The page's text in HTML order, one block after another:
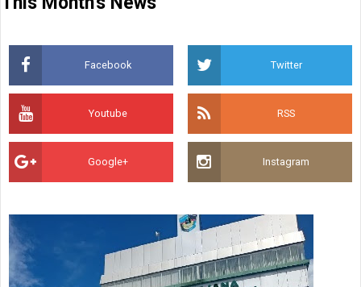
Facebook Twitter
Youtube RSS
Google+ Instagram